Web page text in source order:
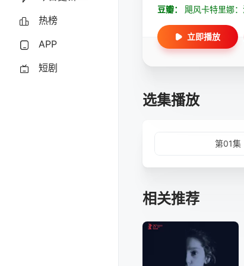
热榜
APP
短剧
豆瓣：
飓风卡特里娜
立即播放
选集播放
第01集
相关推荐